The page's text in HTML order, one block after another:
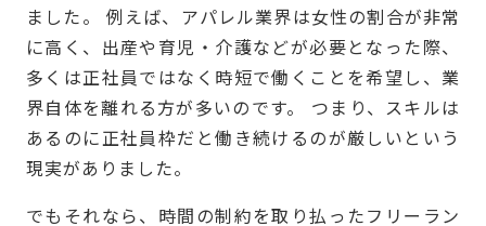
ました。 例えば、アパレル業界は女性の割合が非常
に高く、出産や育児・介護などが必要となった際、
多くは正社員ではなく時短で働くことを希望し、業
界自体を離れる方が多いのです。 つまり、スキルは
あるのに正社員枠だと働き続けるのが厳しいという
現実がありました。
でもそれなら、時間の制約を取り払ったフリーラン